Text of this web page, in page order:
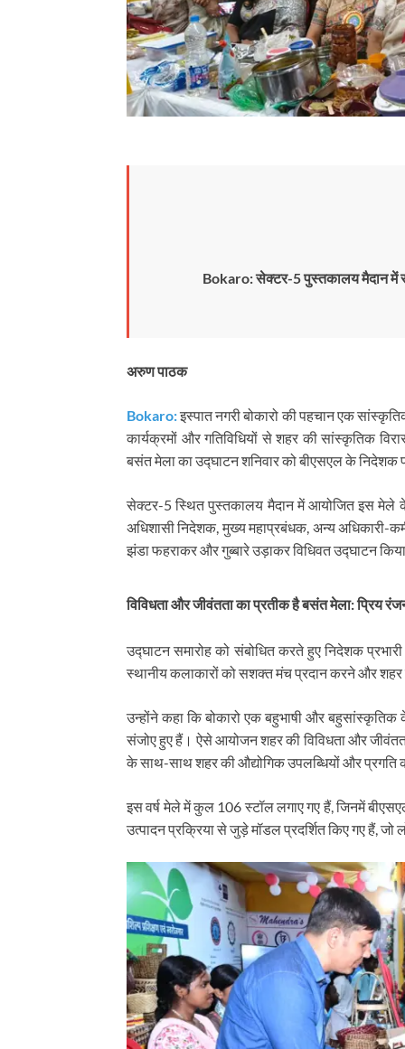
Bokaro: सेक्टर-5 पुस्तकालय मैदान में
अरुण पाठक
Bokaro:इस्पात नगरी बोकारो की पहचान एक
कार्यक्रमों और गतिविधियों से शहर की सांस्कृतिक
बसंत मेला का उद्घाटन शनिवार को बीएसएल के निदेशक
सेक्टर-5 स्थित पुस्तकालय मैदान में आयोजित इस मेले
अधिशासी निदेशक, मुख्य महाप्रबंधक, अन्य अधिकारी-
झंडा फहराकर और गुब्बारे उड़ाकर विधिवत उद्घाटन
विविधता और जीवंतता का प्रतीक है बसंत मेला: प्रिय
उद्घाटन समारोह को संबोधित करते हुए निदेशक
स्थानीय कलाकारों को सशक्त मंच प्रदान करने और शहर
उन्होंने कहा कि बोकारो एक बहुभाषी और
संजोए हुए हैं। ऐसे आयोजन शहर की विविधता और
के साथ-साथ शहर की औद्योगिक उपलब्धियों और
इस वर्ष मेले में कुल 106 स्टॉल लगाए गए हैं, जिनमें
उत्पादन प्रक्रिया से जुड़े मॉडल प्रदर्शित किए गए हैं, जो